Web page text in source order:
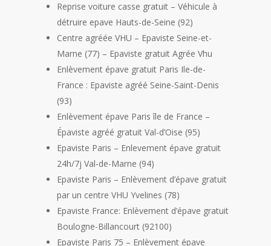
Reprise voiture casse gratuit – Véhicule à
détruire epave Hauts-de-Seine (92)
Centre agréée VHU – Epaviste Seine-et-
Marne (77) – Epaviste gratuit Agrée Vhu
Enlèvement épave gratuit Paris Ile-de-
France : Epaviste agréé Seine-Saint-Denis
(93)
Enlèvement épave Paris île de France –
Épaviste agréé gratuit Val-d’Oise (95)
Epaviste Paris – Enlevement épave gratuit
24h/7j Val-de-Marne (94)
Epaviste Paris – Enlèvement d’épave gratuit
par un centre VHU Yvelines (78)
Epaviste France: Enlèvement d’épave gratuit
Boulogne-Billancourt (92100)
Epaviste Paris 75 – Enlèvement épave